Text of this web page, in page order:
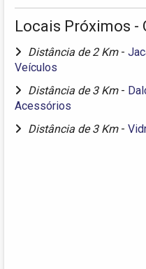
Locais Próximos -
Distância de 2 Km -
Veículos
Distância de 3 Km -
Acessórios
Distância de 3 Km -